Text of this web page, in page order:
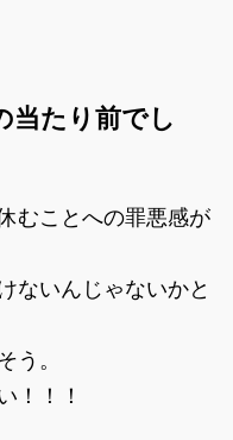
当たり前でし
むことへの罪悪感が
ないんじゃないかと
う。
！！！